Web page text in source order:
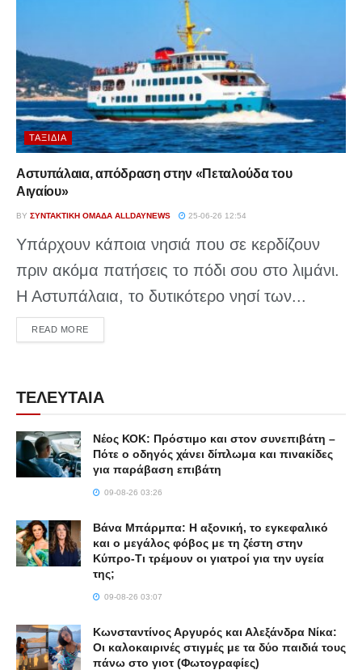
ΤΑΞΊΔΙΑ
Αστυπάλαια, απόδραση στην «Πεταλούδα του
Αιγαίου»
BY ΣΥΝΤΑΚΤΙΚΉ ΟΜΆΔΑ ALLDAYNEWS 25-06-26 12:54
Υπάρχουν κάποια νησιά που σε κερδίζουν
πριν ακόμα πατήσεις το πόδι σου στο λιμάνι.
Η Αστυπάλαια, το δυτικότερο νησί των...
READ MOREDETAILS
ΤΕΛΕΥΤΑΙΑ
Νέος ΚΟΚ: Πρόστιμο και στον συνεπιβάτη –
Πότε ο οδηγός χάνει δίπλωμα και πινακίδες
για παράβαση επιβάτη
09-08-26 03:26
Βάνα Μπάρμπα: Η αξονική, το εγκεφαλικό
και ο μεγάλος φόβος με τη ζέστη στην
Κύπρο-Τι τρέμουν οι γιατροί για την υγεία
της;
09-08-26 03:07
Κωνσταντίνος Αργυρός και Αλεξάνδρα Νίκα:
Οι καλοκαιρινές στιγμές με τα δύο παιδιά τους
πάνω στο γιοτ (Φωτογραφίες)